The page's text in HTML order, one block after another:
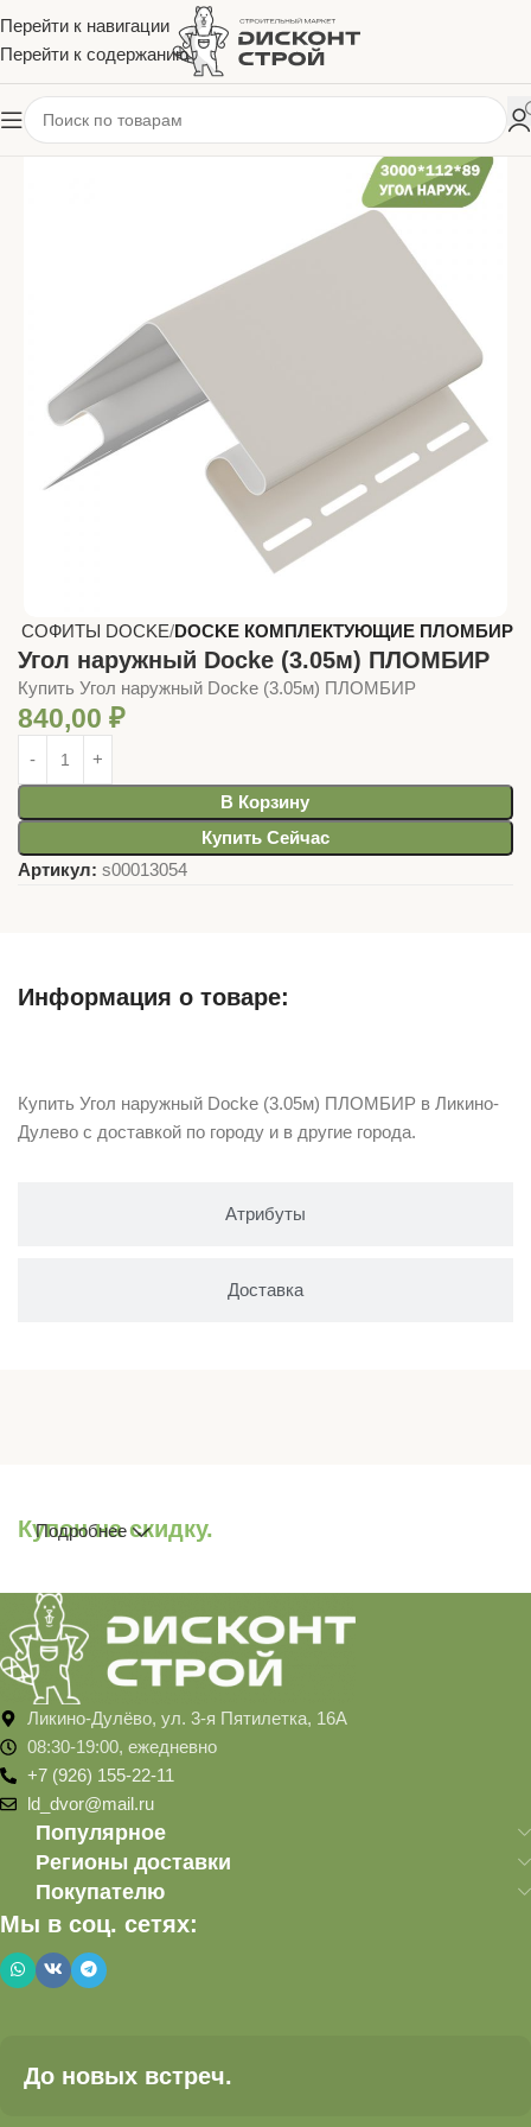
Перейти к навигации
Перейти к содержанию
СОФИТЫ DOCKE DOCKE КОМПЛЕКТУЮЩИЕ ПЛОМБИР
Угол наружный Docke (3.05м) ПЛОМБИР
Купить Угол наружный Docke (3.05м) ПЛОМБИР
840,00 ₽
В Корзину
Купить Сейчас
Артикул: s00013054
Информация о товаре:
Атрибуты
Доставка
Купить Угол наружный Docke (3.05м) ПЛОМБИР в Ликино-
Дулево с доставкой по городу и в другие города.
Купон на скидку.
Подробнее
Ликино-Дулёво, ул. 3-я Пятилетка, 16А
08:30-19:00, ежедневно
+7 (926) 155-22-11
ld_dvor@mail.ru
Популярное
Регионы доставки
Покупателю
Мы в соц. сетях:
До новых встреч.